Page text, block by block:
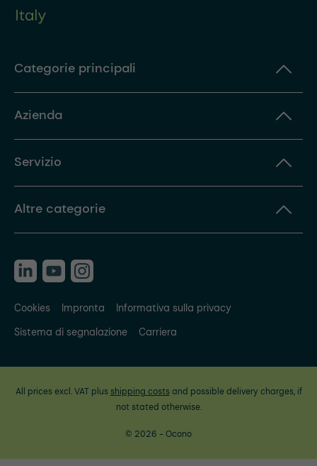
Categorie principali
Azienda
Servizio
Altre categorie
Cookies Impronta
Informativa sulla privacy
Sistema di segnalazione
Carriera
All prices excl. VAT plus shipping costsand possible delivery charges, if
not stated otherwise.
© 2026 - Ocono